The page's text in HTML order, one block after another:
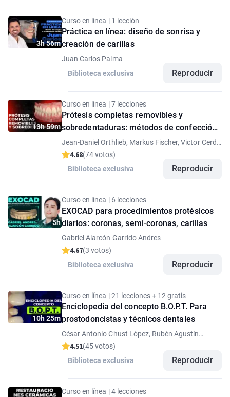
3h 56m
Curso en línea | 1 lección
Práctica en línea: diseño de sonrisa y
creación de carillas
Juan Carlos Palma
Biblioteca exclusiva
Reproducir
13h 59m
Curso en línea | 7 lecciones
Prótesis completas removibles y
sobredentaduras: métodos de confección
analógicos y digitales
Jean-Daniel Orthlieb, Markus Fischer, Victor Cerda
Guill, Piero Venezia, Jan Schünemann
4.68(74 votos)
Biblioteca exclusiva
Reproducir
5h
Curso en línea | 6 lecciones
EXOCAD para procedimientos protésicos
diarios: coronas, semi-coronas, carillas
Gabriel Alarcón Garrido Andres
4.67(3 votos)
Biblioteca exclusiva
Reproducir
10h 25m
Curso en línea | 21 lecciones + 12 gratis
Enciclopedia del concepto B.O.P.T. Para
prostodoncistas y técnicos dentales
César Antonio Chust López, Rubén Agustín
Panadero
4.51(45 votos)
Biblioteca exclusiva
Reproducir
Curso en línea | 4 lecciones